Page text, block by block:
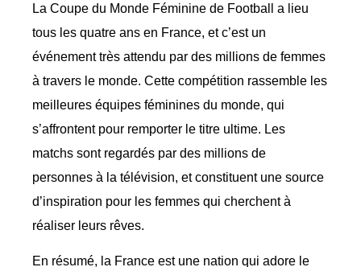
La Coupe du Monde Féminine de Football a lieu
tous les quatre ans en France, et c’est un
événement très attendu par des millions de femmes
à travers le monde. Cette compétition rassemble les
meilleures équipes féminines du monde, qui
s’affrontent pour remporter le titre ultime. Les
matchs sont regardés par des millions de
personnes à la télévision, et constituent une source
d’inspiration pour les femmes qui cherchent à
réaliser leurs rêves.
En résumé, la France est une nation qui adore le